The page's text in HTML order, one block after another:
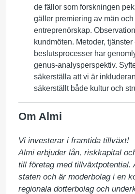
de fällor som forskningen
gäller premiering av män
entreprenörskap.
kundmöten. Metoder, tjänster
beslutsprocesser har
genus-analysperspektiv.
säkerställa att vi är
säkerställt både kultur och
Om Almi
Vi investerar i framtida tillväxt!
Almi erbjuder lån, riskkapital
till företag med tillväxtpotential.
staten och är moderbolag i en
regionala dotterbolag och